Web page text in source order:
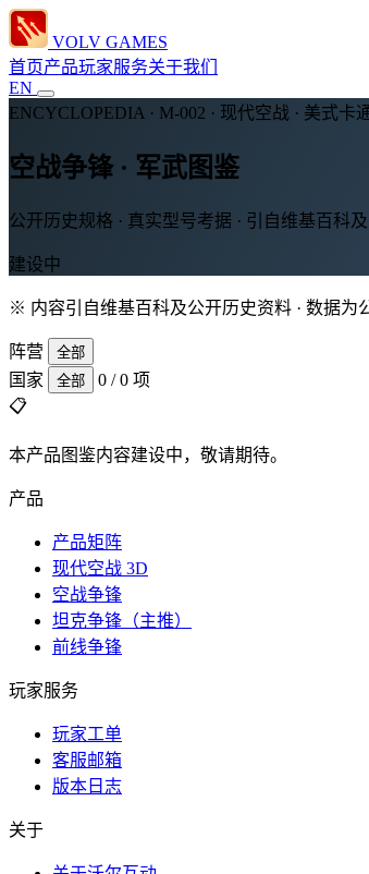
VOLV GAMES
首页产品玩家服务关于我们
EN
ENCYCLOPEDIA · M-002 · 现代空战 · 美式卡
空战争锋 · 军武图鉴
公开历史规格 · 真实型号考据 · 引自维基百科
建设中
※ 内容引自维基百科及公开历史资料 · 数据为
阵营 全部
国家 全部
0 / 0 项
📋
本产品图鉴内容建设中，敬请期待。
产品
产品矩阵
现代空战 3D
空战争锋
坦克争锋（主推）
前线争锋
玩家服务
玩家工单
客服邮箱
版本日志
关于